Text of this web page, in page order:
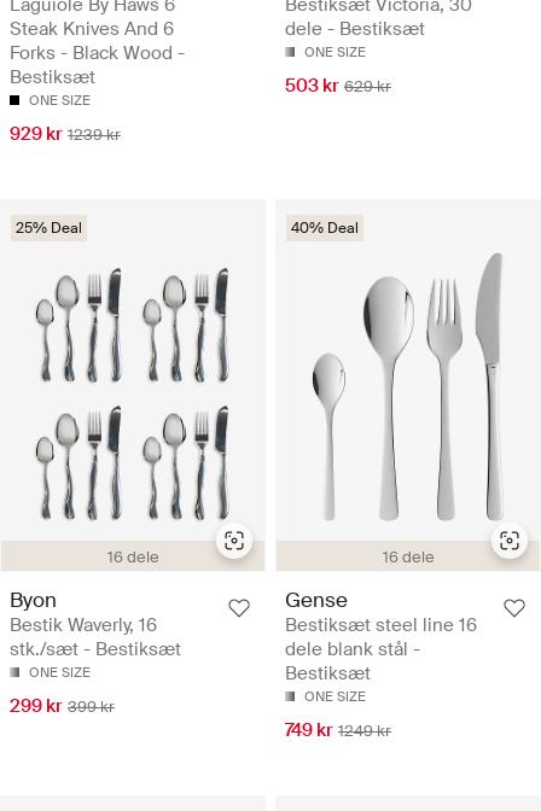
Laguiole By Hâws 6
Steak Knives And 6
Forks - Black Wood -
Bestiksæt
ONE SIZE
929 kr 1239 kr
Bestiksæt Victoria, 30
dele - Bestiksæt
ONE SIZE
503 kr 629 kr
16 dele
25% Deal
Byon
Bestik Waverly, 16
stk./sæt - Bestiksæt
ONE SIZE
299 kr 399 kr
16 dele
40% Deal
Gense
Bestiksæt steel line 16
dele blank stål -
Bestiksæt
ONE SIZE
749 kr 1249 kr